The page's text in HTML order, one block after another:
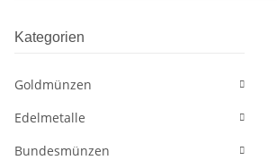
Kategorien
Goldmünzen
Edelmetalle
Bundesmünzen